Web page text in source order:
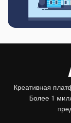
Креативная
Более 1